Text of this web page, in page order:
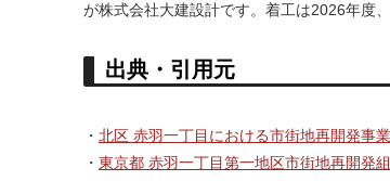
が株式会社大建設計です。着工は2026年度
出典・引用元
・ 北区 赤羽一丁目における市街地再開発事
・ 東京都 赤羽一丁目第一地区市街地再開発